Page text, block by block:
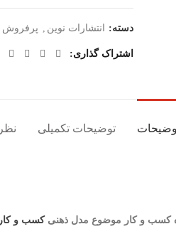
دسته: انتشارات نوین , پرفروش
اشتراک گذاری
توضیحات تکمیلی
کسب و کار موضوع مدل ذهنی کسب و کار